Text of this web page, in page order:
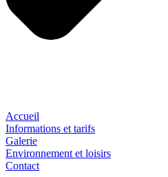
Accueil
Informations et tarifs
Galerie
Environnement et loisirs
Contact